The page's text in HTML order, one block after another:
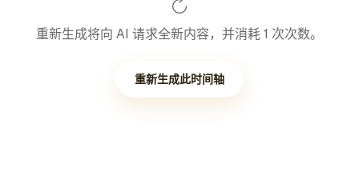
重新生成将向 AI 请求全新内容，并消耗 1 次次数。
重新生成此时间轴